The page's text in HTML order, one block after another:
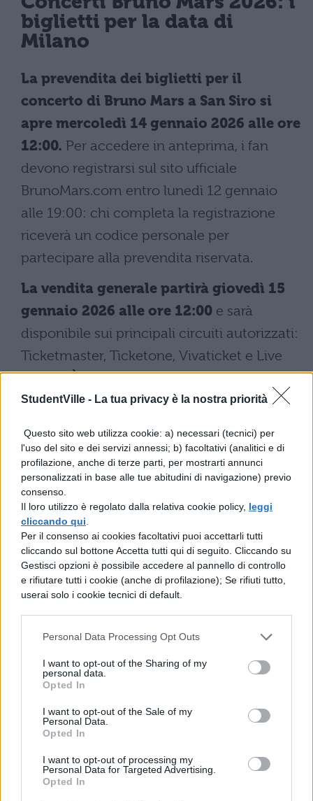
StudentVille - La tua privacy è la nostra priorità
Questo sito web utilizza cookie: a) necessari (tecnici) per
l'uso del sito e dei servizi annessi; b) facoltativi (analitici e di
profilazione, anche di terze parti, per mostrarti annunci
personalizzati in base alle tue abitudini di navigazione) previo
consenso.
Il loro utilizzo è regolato dalla relativa cookie policy, leggi
cliccando qui
Per il consenso ai cookies facoltativi puoi accettarli tutti
cliccando sul bottone Accetta tutti qui di seguito. Cliccando su
Gestisci opzioni è possibile accedere al pannello di controllo
e rifiutare tutti i cookie (anche di profilazione); Se rifiuti tutto,
userai solo i cookie tecnici di default.
Personal Data Processing Opt Outs
I want to opt-out of the Sharing of my
personal data.
Opted In
I want to opt-out of the Sale of my
Personal Data.
Opted In
I want to opt-out of processing my
Personal Data for Targeted Advertising.
Opted In
biglietti per la data di
Milano
La prevendita dei biglietti per il
concerto di Bruno Mars a San Siro si
apre mercoledì 14 gennaio 2026 alle ore
12:00. Per accedere in anteprima, i fan
devono registrarsi sul sito ufficiale
BrunoMars.com entro lunedì 12 gennaio
alle 19:00: chi completa la registrazione
riceverà un codice personale per
partecipare alla prevendita riservata.
La vendita generale partirà giovedì 15
gennaio 2026 alle ore 12:00 e sarà
disponibile sui principali circuiti autorizzati:
Ticketmaster, Ticketone, Vivaticket e Live
Nation.È fondamentale affidarsi
esclusivamente a questi canali ufficiali
Alcuni operatori come Eventi in Bus
propongono pacchetti che includono il
biglietto e il trasporto in pullman da diverse
città italiane, con sconti dedicati tramite
codici promozionali. I prezzi definitivi non
sono ancora stati comunicati ufficialmente:
per conoscere le fasce di prezzo e le
consultare i siti di ticketing autorizzati.
Concerti Bruno Mars 2026:
la scaletta del concerto
La scaletta ufficiale del The Romantic Tour
verosimile che Bruno Mars alterni i